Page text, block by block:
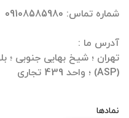
تهران ؛ شیخ بهایی جنوبی ؛
(ASP) ؛ واحد 439 تجاری
نمادها